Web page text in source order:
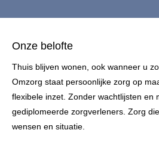
Onze belofte
Thuis blijven wonen, ook wanneer u
Omzorg staat persoonlijke zorg op
flexibele inzet. Zonder wachtlijsten en
gediplomeerde zorgverleners. Zorg
wensen en situatie.